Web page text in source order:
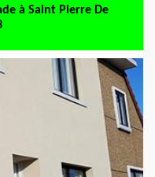
à Saint Pierre De